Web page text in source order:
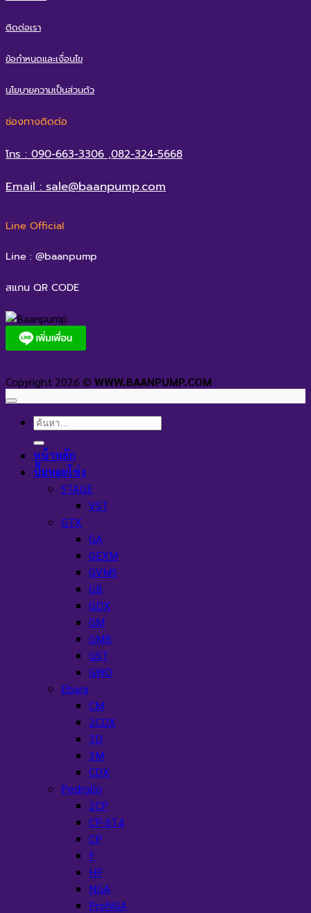
ติดต่อเรา
ข้อกำหนดและเงื่อนไข
นโยบายความเป็นส่วนตัว
ช่องทางติดต่อ
โทร : 090-663-3306 ,082-324-5668
Email : sale@baanpump.com
Line Official
Line : @baanpump
สแกน QR CODE
Copyright 2026 © WWW.BAANPUMP.COM
ค้นหา:
หน้าหลัก
ปั๊มหอยโข่ง
STAGE
VST
GTX
GA
GEXM
GVMS
GB
GDX
GM
GMB
GST
GWO
Ebara
CM
2CDX
3D
3M
CDX
Pedrollo
2CP
CP-ST4
CP
F
HF
NGA
ProNGA